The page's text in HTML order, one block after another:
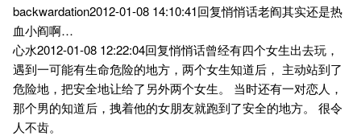
backwardation2012-01-08 14:10:41回复悄悄话老阎其实还是热
血小阎啊…
心水2012-01-08 12:22:04回复悄悄话曾经有四个女生出去玩，
遇到一可能有生命危险的地方，两个女生知道后， 主动站到了
危险地，把安全地让给了另外两个女生。 当时还有一对恋人，
那个男的知道后，拽着他的女朋友就跑到了安全的地方。 很令
人不齿。